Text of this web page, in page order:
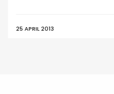
25 APRIL 2013